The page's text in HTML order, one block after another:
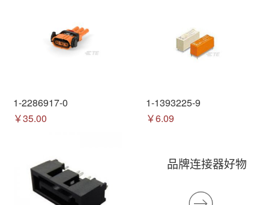
1-2286917-0
￥35.00
1-1393225-9
￥6.09
品牌连接器好物